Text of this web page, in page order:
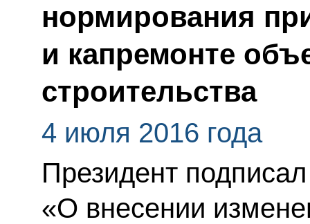
нормирования
и капремонте
строительства
4 июля 2016 года
Президент
«О внесении